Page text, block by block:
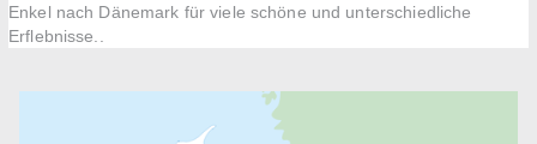
Enkel nach Dänemark für viele schöne und unterschiedliche
Erflebnisse..